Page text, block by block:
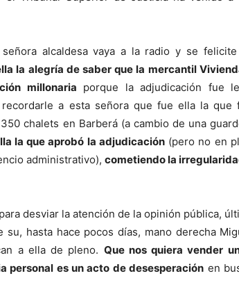
alcaldesa vaya a la radio y se
la alegría de saber que la mercantil
millonaria porque la adjudicación fue
a esta señora que fue ella la que
chalets en Barberá (a cambio de una
la que aprobó la adjudicación(pero no en
administrativo), cometiendo la
desviar la atención de la opinión pública,
hasta hace pocos días, mano derecha
a ella de pleno. Que nos quiera vender
personal es un acto de desesperación en